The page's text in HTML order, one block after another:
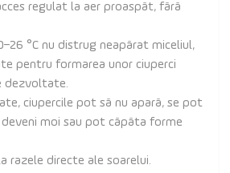
regulat la aer proaspăt, fără
°C nu distrug neapărat miceliul,
pentru formarea unor ciuperci
dezvoltate.
ciupercile pot să nu apară, se pot
moi sau pot căpăta forme
razele directe ale soarelui.